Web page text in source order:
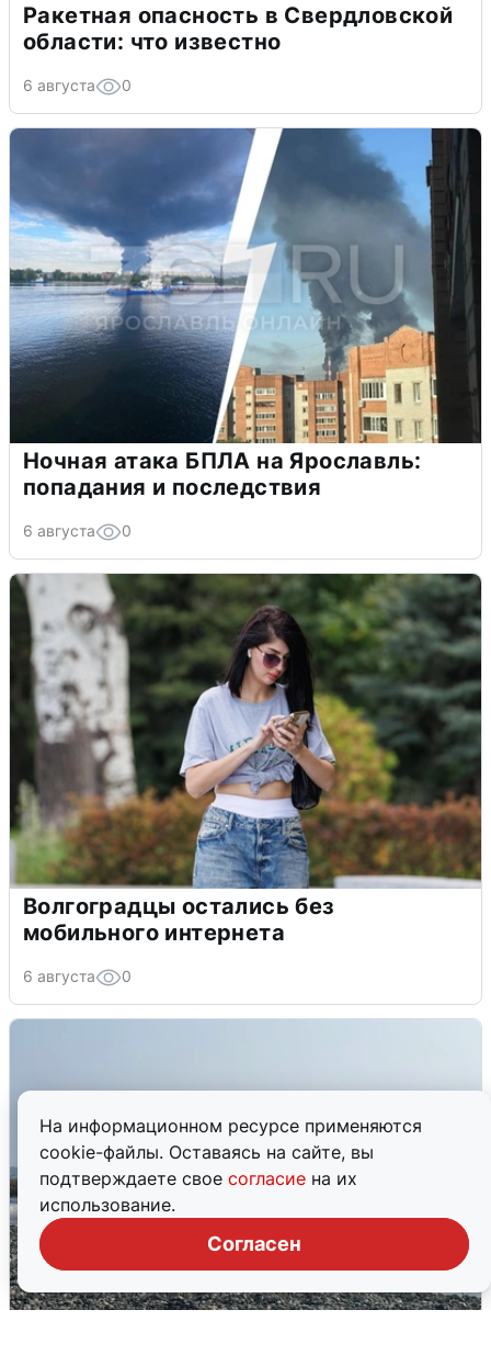
На информационном ресурсе применяются
cookie-файлы. Оставаясь на сайте, вы
подтверждаете свое согласие на их
использование.
Согласен
Ракетная опасность в Свердловской
области: что известно
6 августа 0
Ночная атака БПЛА на Ярославль:
попадания и последствия
6 августа 0
Волгоградцы остались без
мобильного интернета
6 августа 0